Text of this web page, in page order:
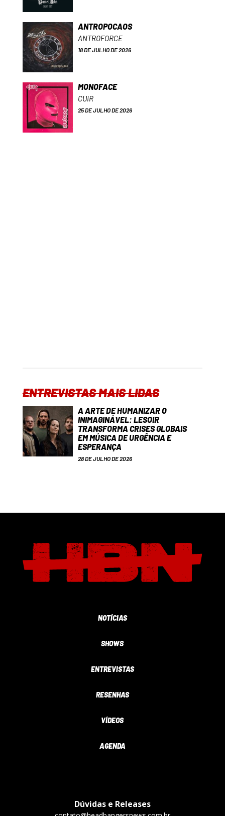
ANTROPOCAOS
ANTROFORCE
18 DE JULHO DE 2026
MONOFACE
CUIR
25 DE JULHO DE 2026
ENTREVISTAS MAIS LIDAS
A ARTE DE HUMANIZAR O
INIMAGINÁVEL: LESOIR
TRANSFORMA CRISES GLOBAIS
EM MÚSICA DE URGÊNCIA E
ESPERANÇA
28 DE JULHO DE 2026
NOTÍCIAS
SHOWS
ENTREVISTAS
RESENHAS
VÍDEOS
AGENDA
Dúvidas e Releases